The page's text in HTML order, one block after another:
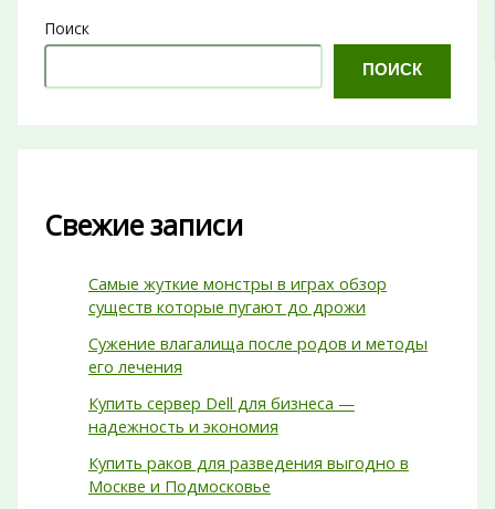
Поиск
ПОИСК
Свежие записи
Самые жуткие монстры в играх обзор
существ которые пугают до дрожи
Сужение влагалища после родов и методы
его лечения
Купить сервер Dell для бизнеса —
надежность и экономия
Купить раков для разведения выгодно в
Москве и Подмосковье